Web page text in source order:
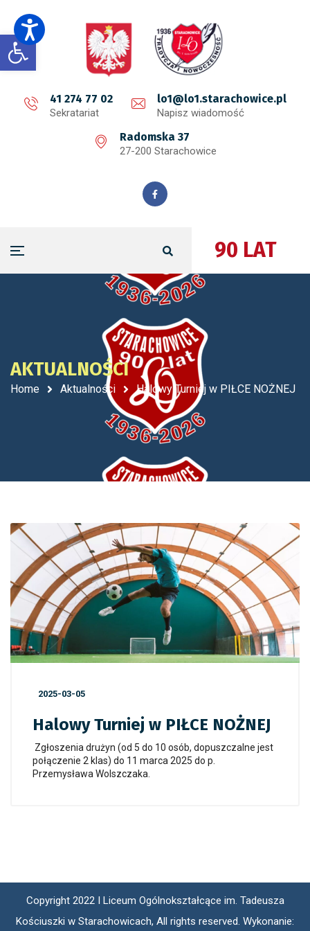
Open toolbar
41 274 77 02
Sekratariat
lo1@lo1.starachowice.pl
Napisz wiadomość
Radomska 37
27-200 Starachowice
90 LAT
AKTUALNOŚCI
Home Aktualności Halowy Turniej w PIŁCE NOŻNEJ
2025-03-05
Halowy Turniej w PIŁCE NOŻNEJ
Zgłoszenia drużyn (od 5 do 10 osób, dopuszczalne jest
połączenie 2 klas) do 11 marca 2025 do p.
Przemysława Wolszczaka.
Copyright 2022 I Liceum Ogólnokształcące im. Tadeusza
Kościuszki w Starachowicach, All rights reserved. Wykonanie: